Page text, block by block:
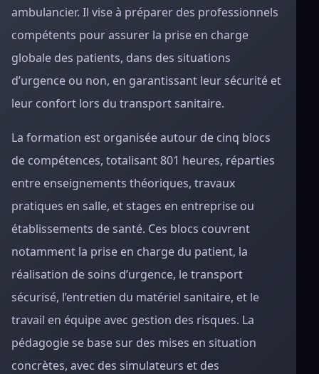
ambulancier. Il vise à préparer des professionnels
compétents pour assurer la prise en charge
globale des patients, dans des situations
d’urgence ou non, en garantissant leur sécurité et
leur confort lors du transport sanitaire.
La formation est organisée autour de cinq blocs
de compétences, totalisant 801 heures, réparties
entre enseignements théoriques, travaux
pratiques en salle, et stages en entreprise ou
établissements de santé. Ces blocs couvrent
notamment la prise en charge du patient, la
réalisation de soins d’urgence, le transport
sécurisé, l’entretien du matériel sanitaire, et le
travail en équipe avec gestion des risques. La
pédagogie se base sur des mises en situation
concrètes, avec des simulateurs et des